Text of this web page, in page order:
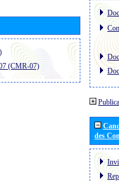
(CMR-07)
des